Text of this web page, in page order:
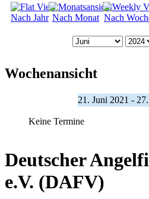
Nach Jahr Nach Monat Nach
Wochenansicht
21. Juni 2021 -
Keine Termine
Deutscher
e.V. (DAFV)